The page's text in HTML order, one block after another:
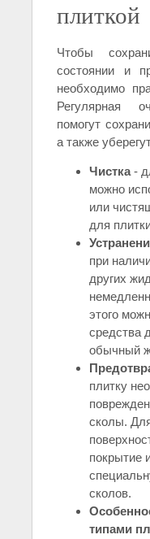
плиткой
Чтобы
состоянии и
необходимо
Регулярная
помогут
а также
Чистка-
можно
или
для
при
других
этого
средства
обычный
плитку
сколы.
покрытие
сколов.
типами